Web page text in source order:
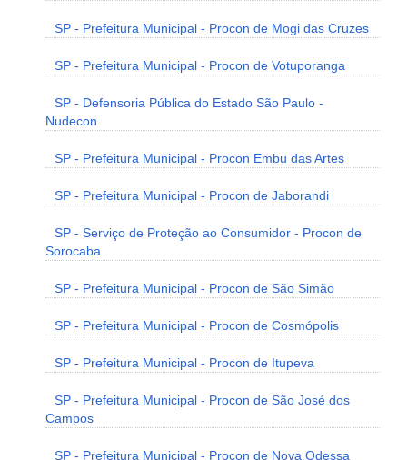
SP - Prefeitura Municipal - Procon de Mogi das Cruzes
SP - Prefeitura Municipal - Procon de Votuporanga
SP - Defensoria Pública do Estado São Paulo -
Nudecon
SP - Prefeitura Municipal - Procon Embu das Artes
SP - Prefeitura Municipal - Procon de Jaborandi
SP - Serviço de Proteção ao Consumidor - Procon de
Sorocaba
SP - Prefeitura Municipal - Procon de São Simão
SP - Prefeitura Municipal - Procon de Cosmópolis
SP - Prefeitura Municipal - Procon de Itupeva
SP - Prefeitura Municipal - Procon de São José dos
Campos
SP - Prefeitura Municipal - Procon de Nova Odessa